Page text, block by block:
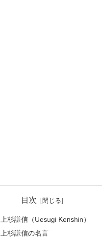
目次
上杉謙信（Uesugi Kenshin）
上杉謙信の名言